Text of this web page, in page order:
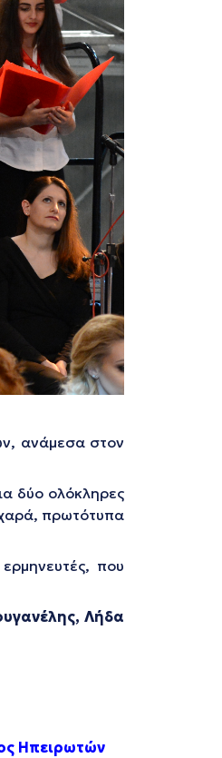
ανάμεσα στον
δύο ολόκληρες
πρωτότυπα
που
Λήδα
Ηπειρωτών